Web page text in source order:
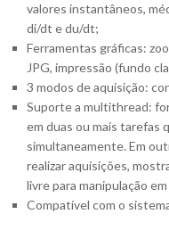
valores instantâneos,
di/dt e du/dt;
Ferramentas gráficas:
JPG, impressão (fundo
3 modos de aquisição:
Suporte a multithread:
em duas ou mais tarefas
simultaneamente. Em
realizar aquisições,
livre para manipulação
Compatível com o